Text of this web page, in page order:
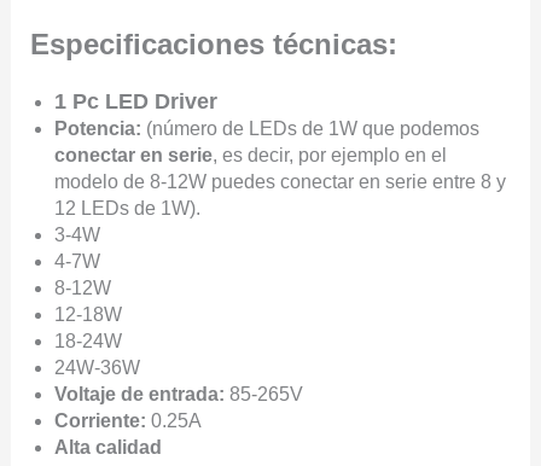
Especificaciones técnicas:
1 Pc LED Driver
Potencia: (número de LEDs de 1W que podemos
conectar en serie, es decir, por ejemplo en el
modelo de 8-12W puedes conectar en serie entre 8 y
12 LEDs de 1W).
3-4W
4-7W
8-12W
12-18W
18-24W
24W-36W
Voltaje de entrada: 85-265V
Corriente: 0.25A
Alta calidad